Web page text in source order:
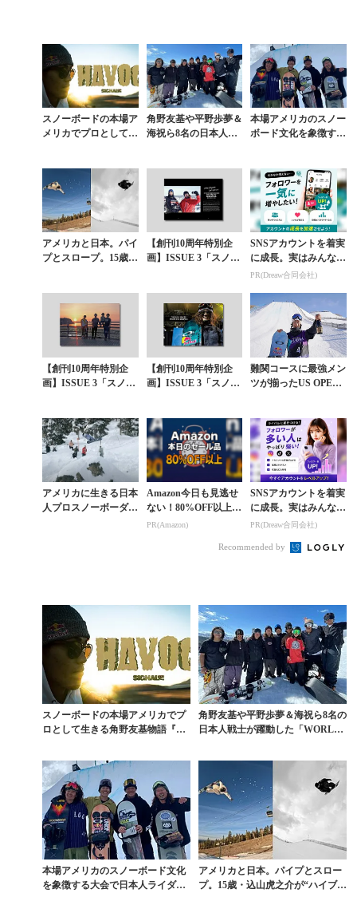
スノーボードの本場ア
メリカでプロとして生
角野友基や平野歩夢＆
海祝ら8名の日本人戦
HAMP...
本場アメリカのスノー
ボード文化を象徴する
夢が頂点に
アメリカと日本。パイ
プとスロープ。15歳・
時代
【創刊10周年特別企
画】ISSUE 3「スノー
空と世代を越...
SNSアカウントを着実
に成長。実はみんなコ
コ使ってます。
PR(Dreaw合同会社)
【創刊10周年特別企
画】ISSUE 3「スノー
2章〉“ふた...
【創刊10周年特別企
画】ISSUE 3「スノー
3章〉“絶望...
難関コースに最強メン
ツが揃ったUS OPEN
アメリカに生きる日本
人プロスノーボーダー
Amazon今日も見逃せ
ない！80%OFF以上が
続々登場
PR(Amazon)
SNSアカウントを着実
に成長。実はみんなコ
コ使ってます。
PR(Dreaw合同会社)
Recommended by
スノーボードの本場アメリカでプ
ロとして生きる角野友基物語『HA
角野友基や平野歩夢＆海祝ら8名の
日本人戦士が躍動した「WORLD
本場アメリカのスノーボード文化
を象徴する大会で日本人ライダー
アメリカと日本。パイプとスロー
プ。15歳・込山虎之介が“ハイブリ